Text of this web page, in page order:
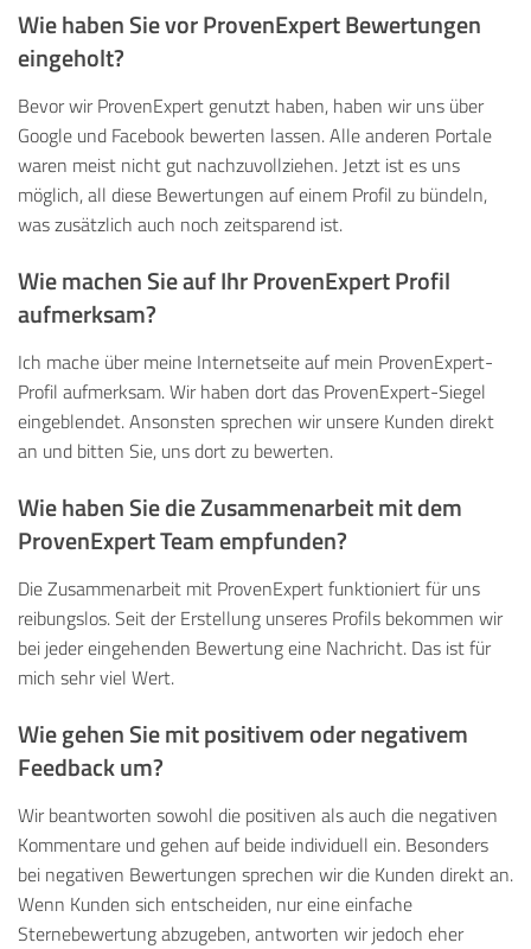
Wie haben Sie vor ProvenExpert Bewertungen
eingeholt?
Bevor wir ProvenExpert genutzt haben, haben wir uns über
Google und Facebook bewerten lassen. Alle anderen Portale
waren meist nicht gut nachzuvollziehen. Jetzt ist es uns
möglich, all diese Bewertungen auf einem Profil zu bündeln,
was zusätzlich auch noch zeitsparend ist.
Wie machen Sie auf Ihr ProvenExpert Profil
aufmerksam?
Ich mache über meine Internetseite auf mein ProvenExpert-
Profil aufmerksam. Wir haben dort das ProvenExpert-Siegel
eingeblendet. Ansonsten sprechen wir unsere Kunden direkt
an und bitten Sie, uns dort zu bewerten.
Wie haben Sie die Zusammenarbeit mit dem
ProvenExpert Team empfunden?
Die Zusammenarbeit mit ProvenExpert funktioniert für uns
reibungslos. Seit der Erstellung unseres Profils bekommen wir
bei jeder eingehenden Bewertung eine Nachricht. Das ist für
mich sehr viel Wert.
Wie gehen Sie mit positivem oder negativem
Feedback um?
Wir beantworten sowohl die positiven als auch die negativen
Kommentare und gehen auf beide individuell ein. Besonders
bei negativen Bewertungen sprechen wir die Kunden direkt an.
Wenn Kunden sich entscheiden, nur eine einfache
Sternebewertung abzugeben, antworten wir jedoch eher